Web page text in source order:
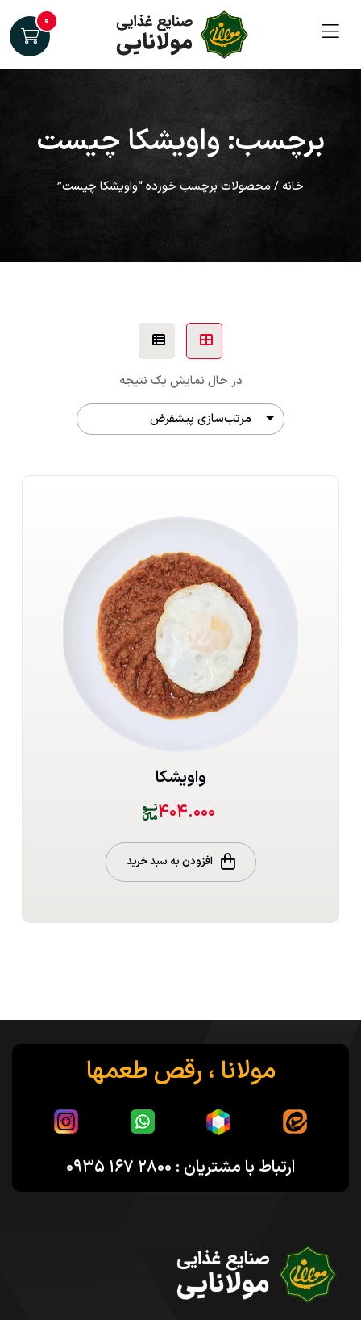
۰
برچسب: واویشکا چیست
خانه / محصولات برچسب خورده “واویشکا چیست”
در حال نمایش یک نتیجه
واویشکا
۴۰۴.۰۰۰
افزودن به سبد خرید
مولانا ، رقص طعمها
ارتباط با مشتریان : ۲۸۰۰ ۱۶۷ ۰۹۳۵